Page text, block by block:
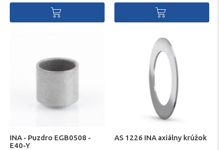
INA - Puzdro EGB0508 -
E40-Y
AS 1226 INA axiálny krúžok